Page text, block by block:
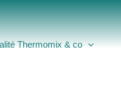
Thermomix & co